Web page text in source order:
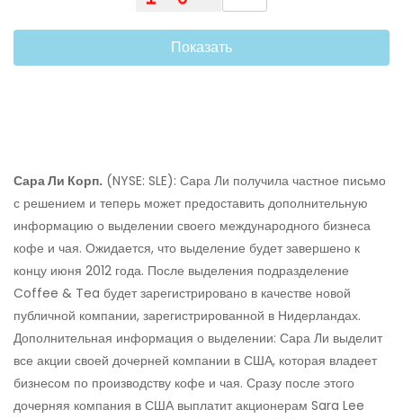
Показать
Сара Ли Корп. (NYSE: SLE): Сара Ли получила частное письмо
с решением и теперь может предоставить дополнительную
информацию о выделении своего международного бизнеса
кофе и чая. Ожидается, что выделение будет завершено к
концу июня 2012 года. После выделения подразделение
Coffee & Tea будет зарегистрировано в качестве новой
публичной компании, зарегистрированной в Нидерландах.
Дополнительная информация о выделении: Сара Ли выделит
все акции своей дочерней компании в США, которая владеет
бизнесом по производству кофе и чая. Сразу после этого
дочерняя компания в США выплатит акционерам Sara Lee